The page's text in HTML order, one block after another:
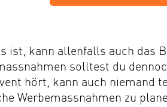
ist, kann allenfalls auch das
solltest du
hört, kann auch niemand
Werbemassnahmen zu